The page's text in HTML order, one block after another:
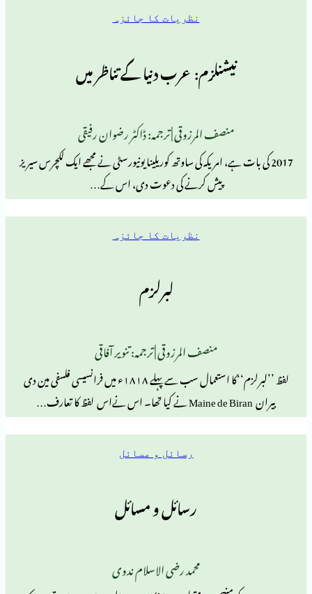
نظریات کا جائزہ
نیشنلزم: عرب دنیا کے تناظر میں
منصف المرزوقی | ترجمہ: ڈاکٹر رضوان رفیقی
ہے، امریکہ کی ساوتھ کوریلینا یونیورسٹی نے مجھے ایک لکچرس سیریز
پیش کرنے کی دعوت دی، اس کے…
نظریات کا جائزہ
منصف المرزوقی | ترجمہ: تنویر آفاقی
لفظ ’’لبرلزم‘‘کا استعمال سب سے پہلے ۱۸۱۸ء میں فرانسیسی فلسفی مین دی
رسائل و مسائل
رسائل و مسائل
محمد رضی الاسلام ندوی